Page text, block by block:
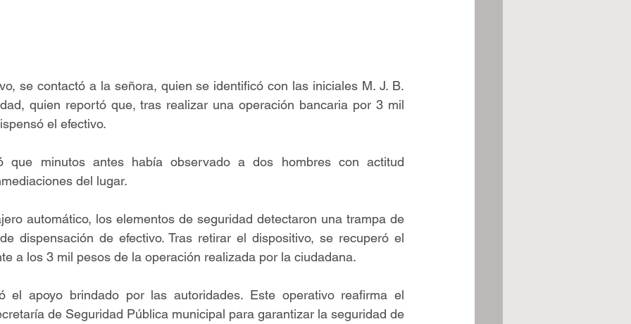
se contactó a la señora, quien se identificó con las iniciales M. J. B.
quien reportó que, tras realizar una operación bancaria por 3 mil
el efectivo.
que minutos antes había observado a dos hombres con actitud
del lugar.
automático, los elementos de seguridad detectaron una trampa de
dispensación de efectivo. Tras retirar el dispositivo, se recuperó el
a los 3 mil pesos de la operación realizada por la ciudadana.
el apoyo brindado por las autoridades. Este operativo reafirma el
de Seguridad Pública municipal para garantizar la seguridad de